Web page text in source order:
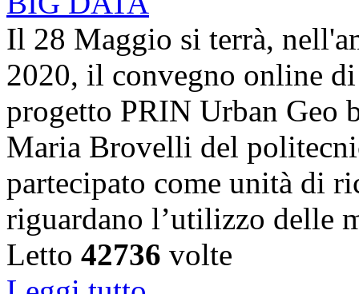
Il 28 Maggio si terrà,
2020, il convegno online
progetto PRIN Urban Geo
Maria Brovelli del
partecipato come unità di
riguardano l’utilizzo delle
Letto 42736 volte